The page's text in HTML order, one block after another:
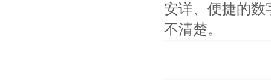
安详、便捷的数
不清楚。